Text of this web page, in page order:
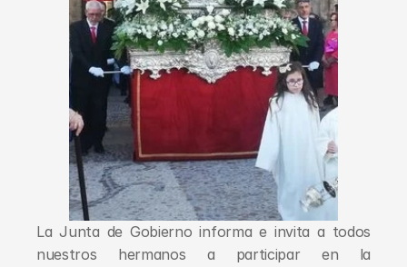
La Junta de Gobierno informa e invita a todos
nuestros hermanos a participar en la